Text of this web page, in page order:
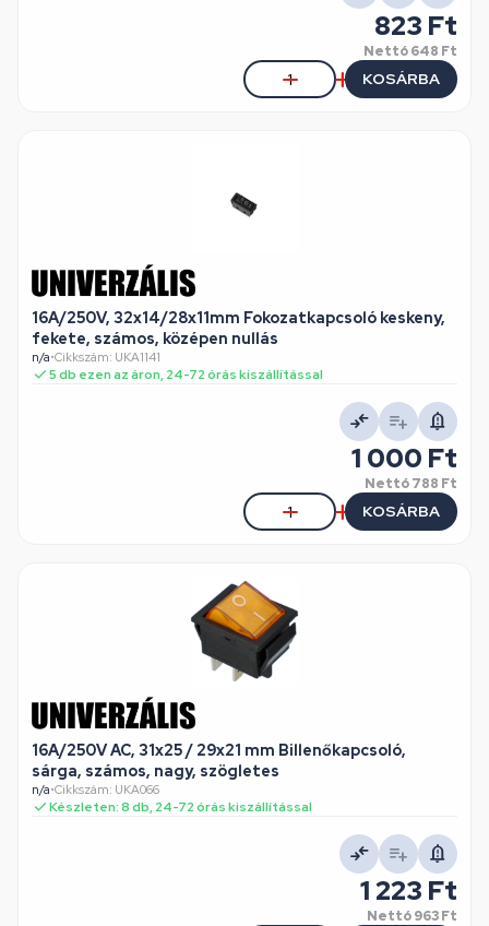
823 Ft
Nettó648 Ft
KOSÁRBA
16A/250V, 32x14/28x11mm Fokozatkapcsoló keskeny,
fekete, számos, középen nullás
n/a•Cikkszám: UKA1141
5 db ezen az áron, 24-72 órás kiszállítással
1 000 Ft
Nettó788 Ft
KOSÁRBA
16A/250V AC, 31x25 / 29x21 mm Billenőkapcsoló,
sárga, számos, nagy, szögletes
n/a•Cikkszám: UKA066
Készleten: 8 db, 24-72 órás kiszállítással
1 223 Ft
Nettó963 Ft